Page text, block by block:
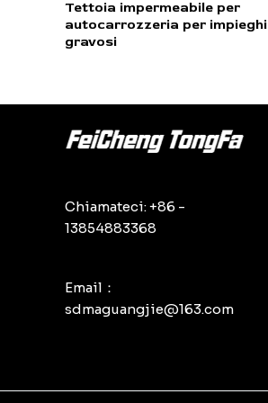
Valutato
0
su
Tettoia impermeabile per
autocarrozzeria per impieghi
gravosi
Chiamateci: +86 -
13854883368
Email：
sdmaguangjie@163.com